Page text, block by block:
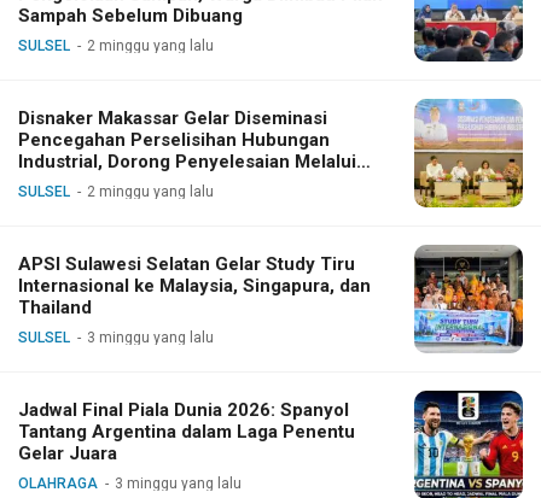
Sampah Sebelum Dibuang
SULSEL 2 minggu yang lalu
Disnaker Makassar Gelar Diseminasi
Pencegahan Perselisihan Hubungan
Industrial, Dorong Penyelesaian Melalui
Dialog
SULSEL 2 minggu yang lalu
APSI Sulawesi Selatan Gelar Study Tiru
Internasional ke Malaysia, Singapura, dan
Thailand
SULSEL 3 minggu yang lalu
Jadwal Final Piala Dunia 2026: Spanyol
Tantang Argentina dalam Laga Penentu
Gelar Juara
OLAHRAGA 3 minggu yang lalu